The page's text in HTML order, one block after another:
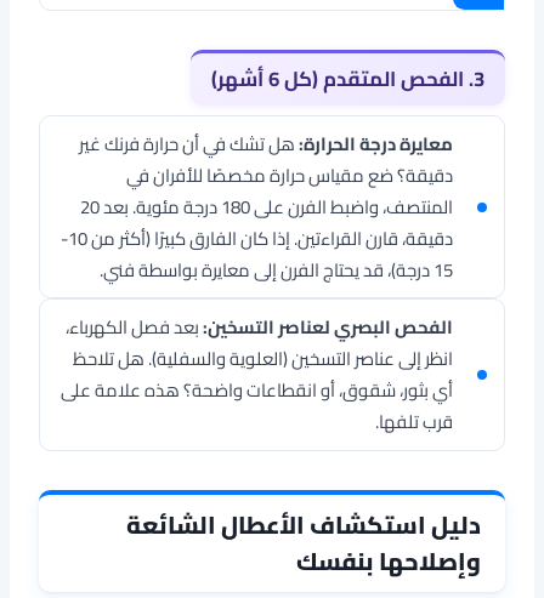
3. الفحص المتقدم (كل 6 أشهر)
معايرة درجة الحرارة:هل تشك في أن حرارة فرنك غير
دقيقة؟ ضع مقياس حرارة مخصصًا للأفران في
المنتصف، واضبط الفرن على 180 درجة مئوية. بعد 20
دقيقة، قارن القراءتين. إذا كان الفارق كبيرًا (أكثر من 10-
15 درجة)، قد يحتاج الفرن إلى معايرة بواسطة فني.
الفحص البصري لعناصر التسخين:بعد فصل الكهرباء،
انظر إلى عناصر التسخين (العلوية والسفلية). هل تلاحظ
أي بثور، شقوق، أو انقطاعات واضحة؟ هذه علامة على
قرب تلفها.
دليل استكشاف الأعطال الشائعة
وإصلاحها بنفسك